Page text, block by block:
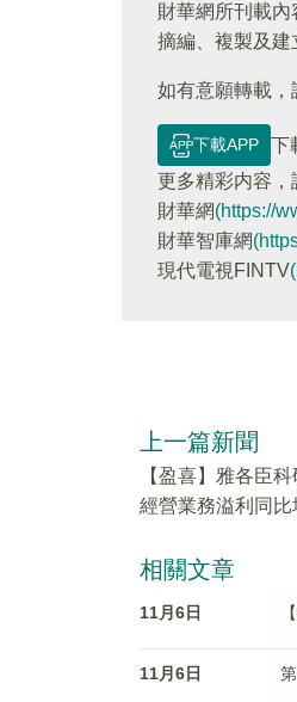
財華網所刊載內
摘編、複製及建
如有意願轉載，
下載APP
下
更多精彩内容，
財華網(https://
財華智庫網
現代電視FINTV
上一篇新聞
【盈喜】雅各臣
經營業務溢利同比
相關文章
11月6日
11月6日